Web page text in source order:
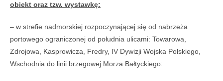
obiekt oraz tzw. wystawkę:
– w strefie nadmorskiej rozpoczynającej się od nabrzeża
portowego ograniczonej od południa ulicami: Towarowa,
Zdrojowa, Kasprowicza, Fredry, IV Dywizji Wojska Polskiego,
Wschodnia do linii brzegowej Morza Bałtyckiego: